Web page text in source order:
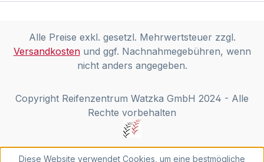
Alle Preise exkl. gesetzl. Mehrwertsteuer zzgl.
Versandkostenund ggf. Nachnahmegebühren, wenn
nicht anders angegeben.
Copyright Reifenzentrum Watzka GmbH 2024 - Alle
Rechte vorbehalten
Diese Website verwendet Cookies, um eine bestmögliche